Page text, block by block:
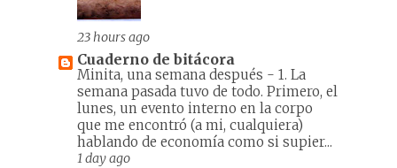
23 hours ago
Cuaderno de bitácora
Minita, una semana después - 1. La
semana pasada tuvo de todo. Primero, el
lunes, un evento interno en la corpo
que me encontró (a mi, cualquiera)
hablando de economía como si supier...
1 day ago